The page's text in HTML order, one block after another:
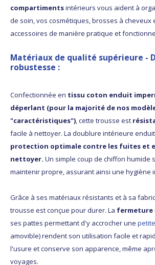
compartimentsintérieurs vous aident à
de soin, vos cosmétiques, brosses à cheveux
accessoires de manière pratique et
Matériaux de qualité supérieure -
robustesse :
Confectionnée en tissu coton enduit
déperlant (pour la majorité de nos
"caractéristiques"), cette trousse est
facile à nettoyer. La doublure intérieure
protection optimale contre les fuites et
nettoyer. Un simple coup de chiffon humide
maintenir propre, assurant ainsi une hygiène
Grâce à ses matériaux résistants et à sa
trousse est conçue pour durer. La fermeture
ses pattes permettant d'y accrocher une
amovible) rendent son utilisation facile et
l'usure et conserve son apparence, même
voyages.